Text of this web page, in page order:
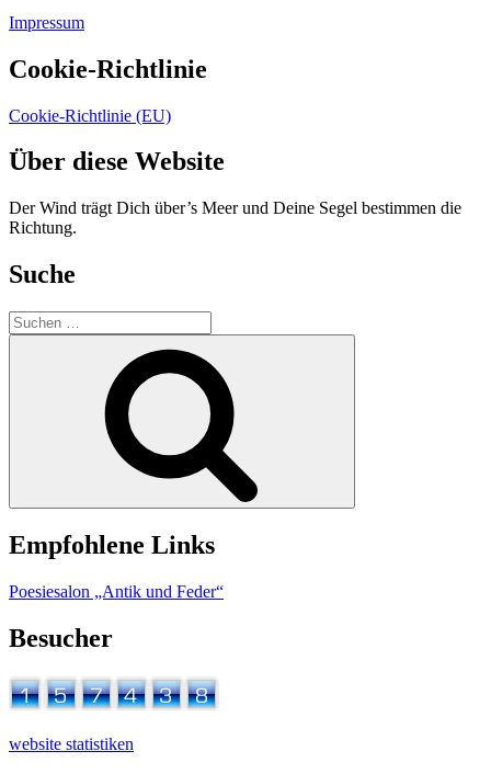
Impressum
Cookie-Richtlinie
Cookie-Richtlinie (EU)
Über diese Website
Der Wind trägt Dich über’s Meer und Deine Segel bestimmen die
Richtung.
Suche
Suchen
nach:
Empfohlene Links
Poesiesalon „Antik und Feder“
Besucher
website statistiken